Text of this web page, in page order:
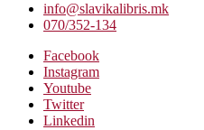
info@slavikalibris.mk
070/352-134
Facebook
Instagram
Youtube
Twitter
Linkedin